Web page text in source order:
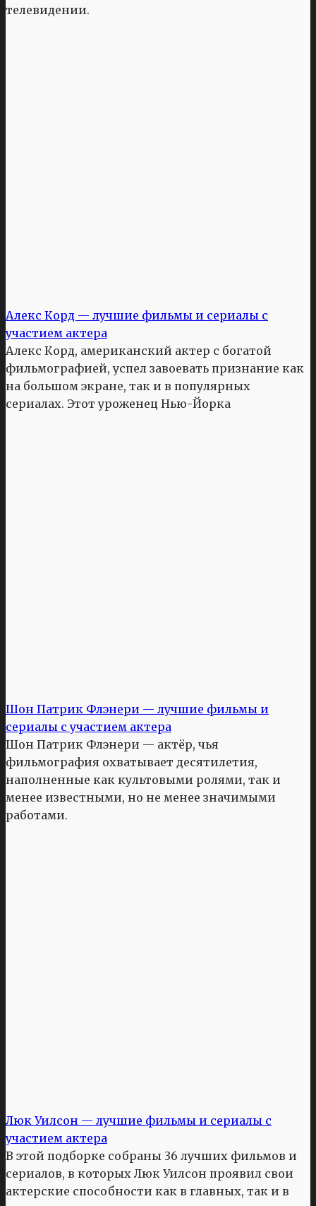
телевидении.
Алекс Корд — лучшие фильмы и сериалы с
участием актера
Алекс Корд, американский актер с богатой
фильмографией, успел завоевать признание как
на большом экране, так и в популярных
сериалах. Этот уроженец Нью-Йорка
Шон Патрик Флэнери — лучшие фильмы и
сериалы с участием актера
Шон Патрик Флэнери — актёр, чья
фильмография охватывает десятилетия,
наполненные как культовыми ролями, так и
менее известными, но не менее значимыми
работами.
Люк Уилсон — лучшие фильмы и сериалы с
участием актера
В этой подборке собраны 36 лучших фильмов и
сериалов, в которых Люк Уилсон проявил свои
актерские способности как в главных, так и в